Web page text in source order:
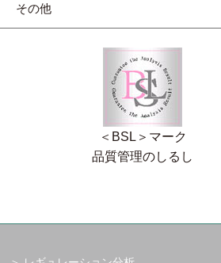
その他
＜BSL＞マーク
品質管理のしるし